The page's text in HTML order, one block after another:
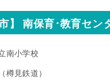
市】 南保育･教育セ
南小学校
樽見鉄道）